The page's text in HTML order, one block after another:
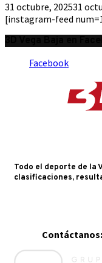
31 octubre, 202531
[instagram-feed
Facebook
Todo el deporte de la
clasificaciones,
Contáctanos: